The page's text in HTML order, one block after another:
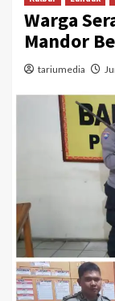
Warga
Mandor
tariumedia